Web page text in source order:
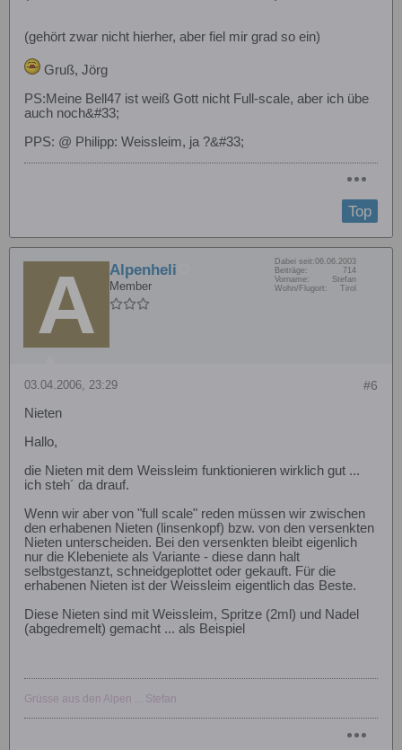
(gehört zwar nicht hierher, aber fiel mir grad so ein)
Gruß, Jörg
PS:Meine Bell47 ist weiß Gott nicht Full-scale, aber ich übe
auch noch&#33;
PPS: @ Philipp: Weissleim, ja ?&#33;
Top
Alpenheli
Member
Dabei seit:06.06.2003
Beiträge:
714
Vorname:
Stefan
Wohn/Flugort:
Tirol
#6
03.04.2006, 23:29
Nieten
Hallo,
die Nieten mit dem Weissleim funktionieren wirklich gut ...
ich steh´ da drauf.
Wenn wir aber von "full scale" reden müssen wir zwischen
den erhabenen Nieten (linsenkopf) bzw. von den versenkten
Nieten unterscheiden. Bei den versenkten bleibt eigenlich
nur die Klebeniete als Variante - diese dann halt
selbstgestanzt, schneidgeplottet oder gekauft. Für die
erhabenen Nieten ist der Weissleim eigentlich das Beste.
Diese Nieten sind mit Weissleim, Spritze (2ml) und Nadel
(abgedremelt) gemacht ... als Beispiel
Grüsse aus den Alpen ... Stefan